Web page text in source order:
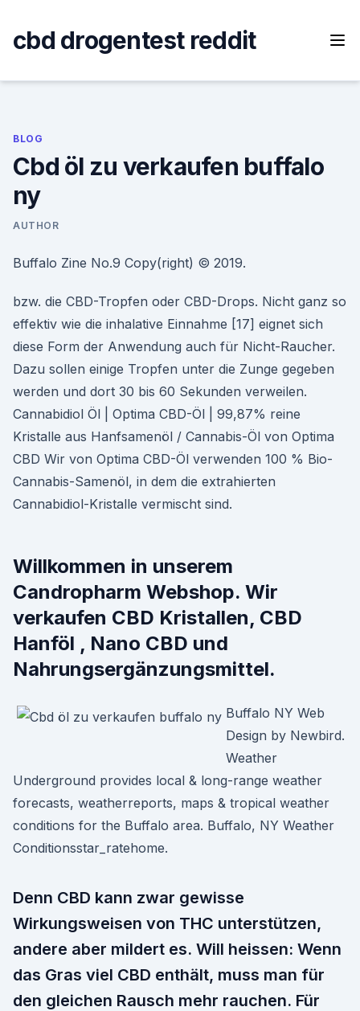
content
cbd drogentest reddit
BLOG
Cbd öl zu verkaufen buffalo
ny
AUTHOR
Buffalo Zine No.9 Copy(right) © 2019.
bzw. die CBD-Tropfen oder CBD-Drops. Nicht ganz so
effektiv wie die inhalative Einnahme [17] eignet sich
diese Form der Anwendung auch für Nicht-Raucher.
Dazu sollen einige Tropfen unter die Zunge gegeben
werden und dort 30 bis 60 Sekunden verweilen.
Cannabidiol Öl | Optima CBD-Öl | 99,87% reine
Kristalle aus Hanfsamenöl / Cannabis-Öl von Optima
CBD Wir von Optima CBD-Öl verwenden 100 % Bio-
Cannabis-Samenöl, in dem die extrahierten
Cannabidiol-Kristalle vermischt sind.
Willkommen in unserem
Candropharm Webshop. Wir
verkaufen CBD Kristallen, CBD
Hanföl , Nano CBD und
Nahrungsergänzungsmittel.
Buffalo NY Web
Design by Newbird.
Weather
Underground provides local & long-range weather
forecasts, weatherreports, maps & tropical weather
conditions for the Buffalo area. Buffalo, NY Weather
Conditionsstar_ratehome.
Denn CBD kann zwar gewisse
Wirkungsweisen von THC unterstützen,
andere aber mildert es. Will heissen: Wenn
das Gras viel CBD enthält, muss man für
den gleichen Rausch mehr rauchen. Für